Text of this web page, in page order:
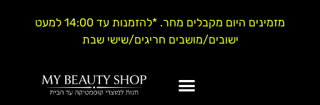
מזמינים היום מקבלים מחר. *להזמנות עד 14:00 למעט
ישובים/מושבים חריגים/שישי שבת